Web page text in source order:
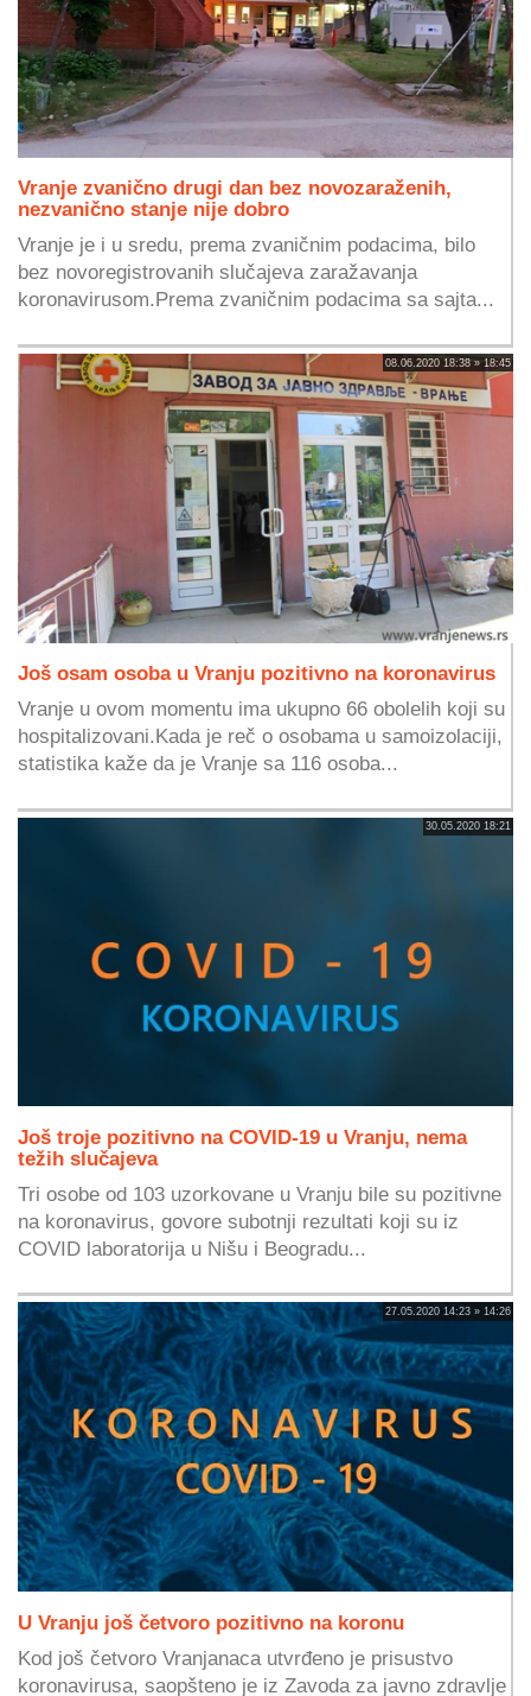
Vranje zvanično drugi dan bez novozaraženih,
nezvanično stanje nije dobro
Vranje je i u sredu, prema zvaničnim podacima, bilo
bez novoregistrovanih slučajeva zaražavanja
koronavirusom.Prema zvaničnim podacima sa sajta...
08.06.2020 18:38 » 18:45
Još osam osoba u Vranju pozitivno na koronavirus
Vranje u ovom momentu ima ukupno 66 obolelih koji su
hospitalizovani.Kada je reč o osobama u samoizolaciji,
statistika kaže da je Vranje sa 116 osoba...
30.05.2020 18:21
Još troje pozitivno na COVID-19 u Vranju, nema
težih slučajeva
Tri osobe od 103 uzorkovane u Vranju bile su pozitivne
na koronavirus, govore subotnji rezultati koji su iz
COVID laboratorija u Nišu i Beogradu...
27.05.2020 14:23 » 14:26
U Vranju još četvoro pozitivno na koronu
Kod još četvoro Vranjanaca utvrđeno je prisustvo
koronavirusa, saopšteno je iz Zavoda za javno zdravlje